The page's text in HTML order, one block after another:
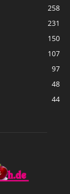
258
231
150
107
97
48
44